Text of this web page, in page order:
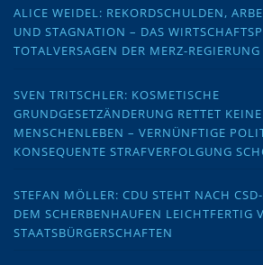
ALICE WEIDEL: REKORDSCHULDEN,
UND STAGNATION – DAS
TOTALVERSAGEN DER MERZ-REGIERUNG
SVEN TRITSCHLER: KOSMETISCHE
GRUNDGESETZÄNDERUNG RETTET KEINE
MENSCHENLEBEN – VERNÜNFTIGE
KONSEQUENTE STRAFVERFOLGUNG
STEFAN MÖLLER: CDU STEHT NACH
DEM SCHERBENHAUFEN LEICHTFERTIG
STAATSBÜRGERSCHAFTEN